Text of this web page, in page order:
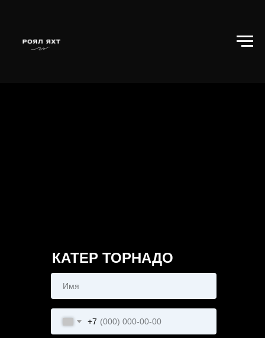
КАТЕР ТОРНАДО
+7